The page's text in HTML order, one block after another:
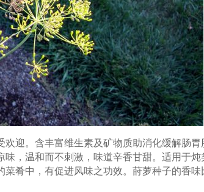
迎。含丰富维生素及矿物质助消化缓解肠胃
，温和而不刺激，味道辛香甘甜。适用于炖
肴中，有促进风味之功效。莳萝种子的香味